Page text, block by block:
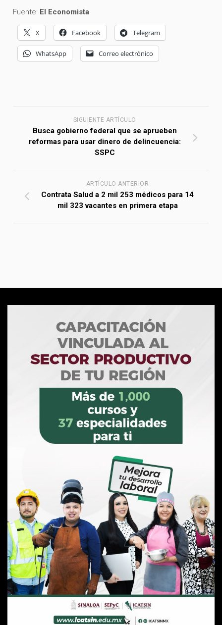
Fuente: El Economista
X Facebook Telegram
WhatsApp Correo electrónico
SIGUIENTE ARTÍCULO
Busca gobierno federal que se aprueben
reformas para usar dinero de delincuencia:
SSPC
ARTÍCULO ANTERIOR
Contrata Salud a 2 mil 253 médicos para 14
mil 323 vacantes en primera etapa